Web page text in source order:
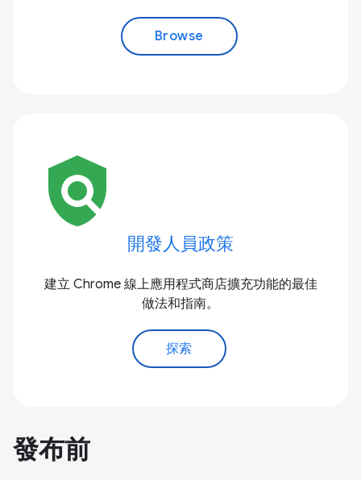
Browse
policy
開發人員政策
建立 Chrome 線上應用程式商店擴充功能的最佳
做法和指南。
探索
發布前